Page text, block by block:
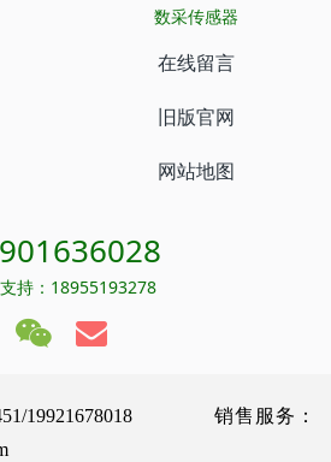
数采传感器
在线留言
旧版官网
网站地图
持：18955193278
19921678018 销售服务：